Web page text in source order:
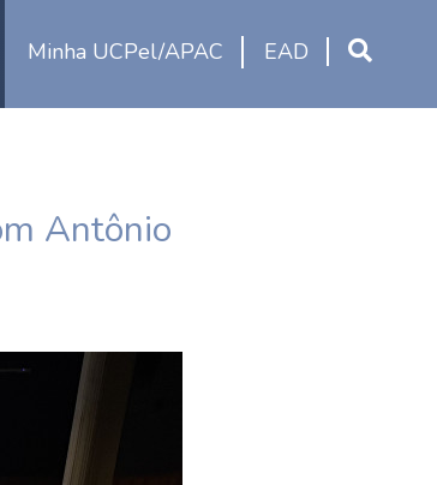
Minha UCPel/APAC EAD
Antônio